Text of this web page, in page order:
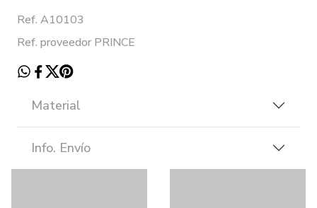
Ref. A10103
Ref. proveedor PRINCE
Material
Info. Envío